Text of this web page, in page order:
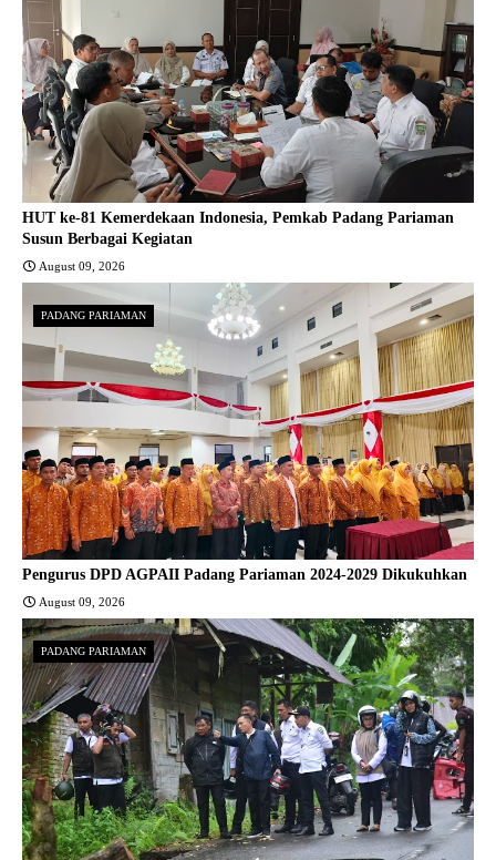
HUT ke-81 Kemerdekaan Indonesia, Pemkab Padang Pariaman
Susun Berbagai Kegiatan
August 09, 2026
PADANG PARIAMAN
Pengurus DPD AGPAII Padang Pariaman 2024-2029 Dikukuhkan
August 09, 2026
PADANG PARIAMAN